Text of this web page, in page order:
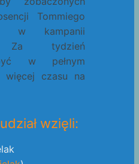
Tommiego
w kampanii
Za tydzień
w pełnym
więcej czasu na
wzięli: